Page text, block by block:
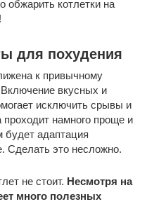
обжарить котлетки на
для похудения
к привычному
Включение вкусных и
исключить срывы и
намного проще и
адаптация
Сделать это несложно.
не стоит. Несмотря на
много полезных